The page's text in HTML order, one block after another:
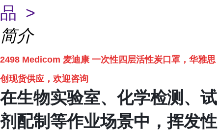
品 >
简介
2498 Medicom 麦迪康 一次性四层活性炭口罩，华雅思
创现货供应，欢迎咨询
在生物实验室、化学检测、试
剂配制等作业场景中，挥发性